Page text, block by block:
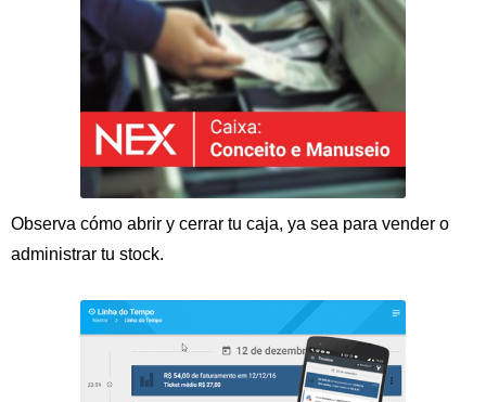
Observa cómo abrir y cerrar tu caja, ya sea para vender o
administrar tu stock.